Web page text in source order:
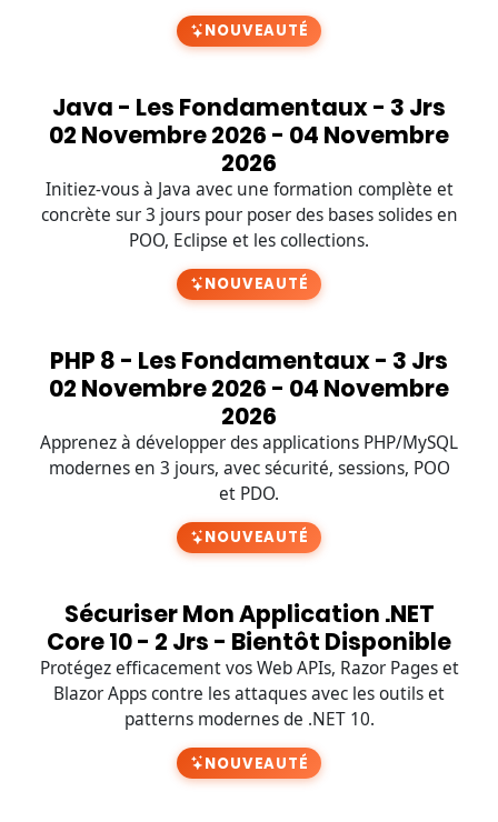
NOUVEAUTÉ
Java - Les Fondamentaux - 3 Jrs
02 Novembre 2026 - 04 Novembre
2026
Initiez-vous à Java avec une formation complète et
concrète sur 3 jours pour poser des bases solides en
POO, Eclipse et les collections.
NOUVEAUTÉ
PHP 8 - Les Fondamentaux - 3 Jrs
02 Novembre 2026 - 04 Novembre
2026
Apprenez à développer des applications PHP/MySQL
modernes en 3 jours, avec sécurité, sessions, POO
et PDO.
NOUVEAUTÉ
Sécuriser Mon Application .NET
Core 10 - 2 Jrs - Bientôt Disponible
Protégez efficacement vos Web APIs, Razor Pages et
Blazor Apps contre les attaques avec les outils et
patterns modernes de .NET 10.
NOUVEAUTÉ